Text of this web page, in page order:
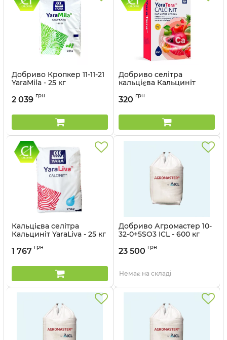
Добриво Кропкер 11-11-21
YaraMila - 25 кг
2 039 грн
Добриво селітра
кальцієва Кальциніт
кг
320 грн
Кальцієва селітра
Кальциніт YaraLiva - 25 кг
1 767 грн
Добриво Агромастер 10-
32-0+5SO3 ICL - 600 кг
23 500 грн
Немає на складі